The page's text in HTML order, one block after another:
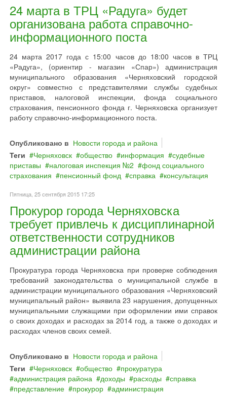
24 марта в ТРЦ «Радуга» будет
организована работа справочно-
информационного поста
24 марта 2017 года с 15:00 часов до 18:00 часов в ТРЦ
«Радуга», (ориентир - магазин «Спар») администрация
муниципального образования «Черняховский городской
округ» совместно с представителями службы судебных
приставов, налоговой инспекции, фонда социального
страхования, пенсионного фонда г. Черняховска организует
работу справочно-информационного поста.
Опубликовано в Новости города и района
Теги
Черняховск общество информация
судебные
приставы
налоговая инспекция №2
фонд социального
страхования
пенсионный фонд справка консультация
Пятница, 25 сентября 2015 17:25
Прокурор города Черняховска
требует привлечь к дисциплинарной
ответственности сотрудников
администрации района
Прокуратура города Черняховска при проверке соблюдения
требований законодательства о муниципальной службе в
администрации муниципального образования «Черняховский
муниципальный район» выявила 23 нарушения, допущенных
муниципальными служащими при оформлении ими справок
о своих доходах и расходах за 2014 год, а также о доходах и
расходах членов своих семей.
Опубликовано в Новости города и района
Теги
Черняховск общество
прокуратура
администрация района
доходы расходы
справка
представление
прокурор администрация